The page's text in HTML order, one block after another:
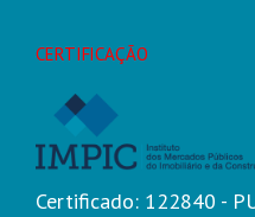
CERTIFICAÇÃO
Certificado: 122840 -